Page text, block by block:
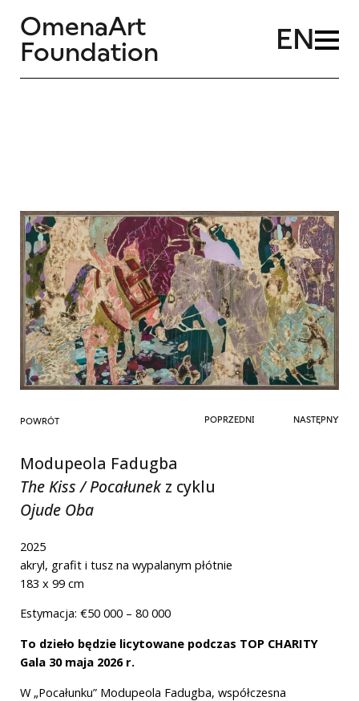
OmenaArt
Foundation
EN
POWRÓT POPRZEDNI NASTĘPNY
Modupeola Fadugba
The Kiss / Pocałunekz cyklu
Ojude Oba
2025
akryl, grafit i tusz na wypalanym płótnie
183 x 99 cm
Estymacja: €50 000 – 80 000
To dzieło będzie licytowane podczas TOP CHARITY
Gala 30 maja 2026 r.
W „Pocałunku” Modupeola Fadugba, współczesna